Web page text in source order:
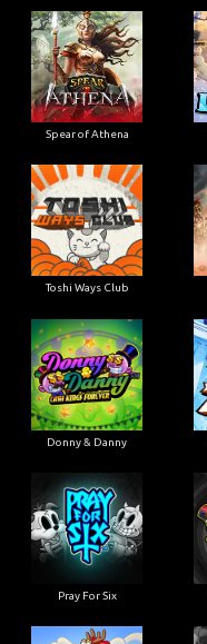
Spear of Athena
Toshi Ways Club
Donny & Danny
Pray For Six